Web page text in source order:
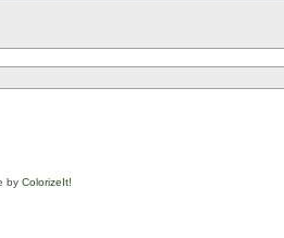
by ColorizeIt!